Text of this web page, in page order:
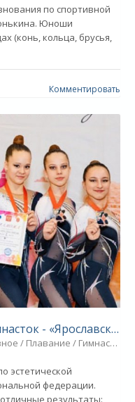
по спортивной
Юноши
(конь, кольца, брусья,
Комментировать
Командный успех гимнасток - «Ярославский спорт»
Плавание / Гимнастика / Спорт
эстетической
федерации.
результаты: